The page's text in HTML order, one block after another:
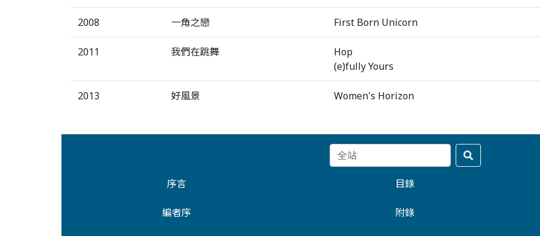
2008 一角之戀 First Born Unicorn
2011 我們在跳舞
Hop
(e)fully Yours
2013 好風景 Women's Horizon
序言 目錄
編者序 附錄